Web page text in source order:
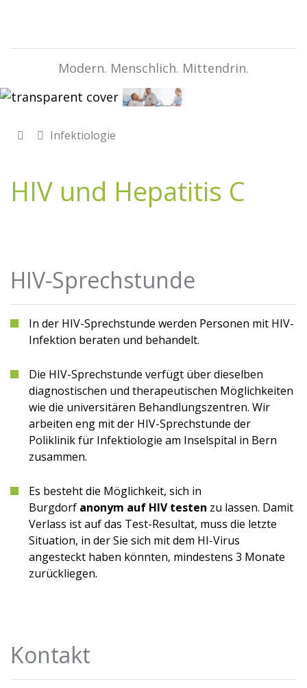
Modern. Menschlich. Mittendrin.
Infektiologie
HIV und Hepatitis C
HIV-Sprechstunde
In der HIV-Sprechstunde werden Personen mit HIV-
Infektion beraten und behandelt.
Die HIV-Sprechstunde verfügt über dieselben
diagnostischen und therapeutischen Möglichkeiten
wie die universitären Behandlungszentren. Wir
arbeiten eng mit der HIV-Sprechstunde der
Poliklinik für Infektiologie am Inselspital in Bern
zusammen.
Es besteht die Möglichkeit, sich in
Burgdorf anonym auf HIV testen zu lassen. Damit
Verlass ist auf das Test-Resultat, muss die letzte
Situation, in der Sie sich mit dem HI-Virus
angesteckt haben könnten, mindestens 3 Monate
zurückliegen.
Kontakt